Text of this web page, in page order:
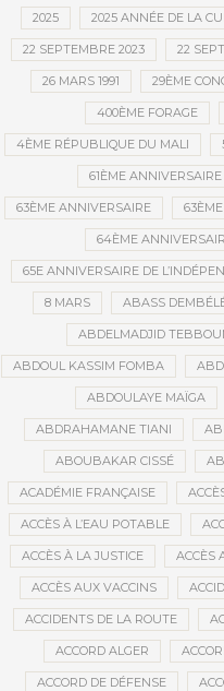
2025 2025 ANNÉE DE LA
22 SEPTEMBRE 2023 22
26 MARS 1991 29ÈME
400ÈME FORAGE
4ÈME RÉPUBLIQUE DU MALI
61ÈME ANNIVERSAIRE
63ÈME ANNIVERSAIRE
64ÈME
65E ANNIVERSAIRE DE
8 MARS ABASS
ABDELMADJID
ABDOUL KASSIM FOMBA
ABDOULAYE MAÏGA
ABDRAHAMANE TIANI
ABOUBAKAR CISSÉ
ACADÉMIE FRANÇAISE
ACCÈS À L’EAU POTABLE
ACCÈS À LA JUSTICE ACCÈS
ACCÈS AUX VACCINS
ACCIDENTS DE LA ROUTE
ACCORD ALGER
ACCORD DE DÉFENSE